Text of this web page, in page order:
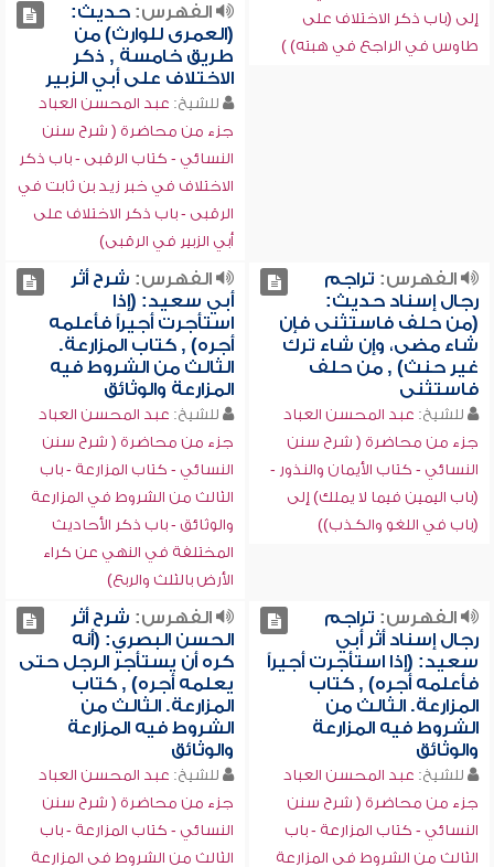
إلى (باب ذكر الاختلاف على
طاوس في الراجع في هبته) )
الفهرس:حديث:
(العمرى للوارث) من
طريق خامسة , ذكر
الاختلاف على أبي الزبير
للشيخ: عبد المحسن العباد
جزء من محاضرة ( شرح سنن
النسائي - كتاب الرقبى - باب ذكر
الاختلاف في خبر زيد بن ثابت في
الرقبى - باب ذكر الاختلاف على
أبي الزبير في الرقبى)
الفهرس: تراجم
رجال إسناد حديث:
(من حلف فاستثنى فإن
شاء مضى، وإن شاء ترك
غير حنث) , من حلف
فاستثنى
للشيخ: عبد المحسن العباد
جزء من محاضرة ( شرح سنن
النسائي - كتاب الأيمان والنذور -
(باب اليمين فيما لا يملك) إلى
(باب في اللغو والكذب))
الفهرس: شرح أثر
أبي سعيد: (إذا
استأجرت أجيراً فأعلمه
أجره) , كتاب المزارعة.
الثالث من الشروط فيه
المزارعة والوثائق
للشيخ: عبد المحسن العباد
جزء من محاضرة ( شرح سنن
النسائي - كتاب المزارعة - باب
الثالث من الشروط في المزارعة
والوثائق - باب ذكر الأحاديث
المختلفة في النهي عن كراء
الأرض بالثلث والربع)
الفهرس: تراجم
رجال إسناد أثر أبي
سعيد: (إذا استأجرت أجيراً
فأعلمه أجره) , كتاب
المزارعة. الثالث من
الشروط فيه المزارعة
والوثائق
للشيخ: عبد المحسن العباد
جزء من محاضرة ( شرح سنن
النسائي - كتاب المزارعة - باب
الثالث من الشروط في المزارعة
الفهرس: شرح أثر
الحسن البصري: (أنه
كره أن يستأجر الرجل حتى
يعلمه أجره) , كتاب
المزارعة. الثالث من
الشروط فيه المزارعة
والوثائق
للشيخ: عبد المحسن العباد
جزء من محاضرة ( شرح سنن
النسائي - كتاب المزارعة - باب
الثالث من الشروط في المزارعة